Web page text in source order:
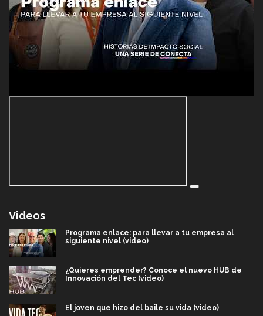
Videos
Programa enlace: para llevar a tu empresa al
siguiente nivel (video)
¿Quieres emprender? Conoce el nuevo HUB de
Innovación del Tec (video)
El joven que hizo del baile su vida (video)